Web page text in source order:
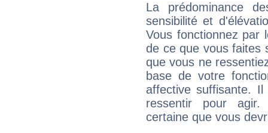
La prédominance
sensibilité et
Vous fonctionnez
de ce que vous faites
que vous ne
base de votre
affective suffisante.
ressentir pour agir.
certaine que vous